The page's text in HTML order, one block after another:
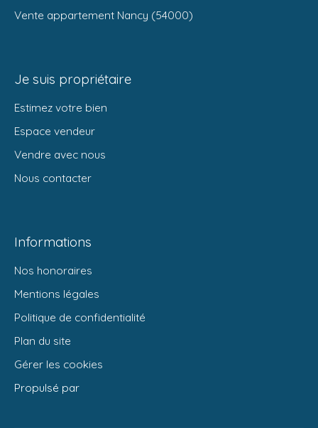
Vente appartement Nancy (54000)
Je suis propriétaire
Estimez votre bien
Espace vendeur
Vendre avec nous
Nous contacter
Informations
Nos honoraires
Mentions légales
Politique de confidentialité
Plan du site
Gérer les cookies
Propulsé par